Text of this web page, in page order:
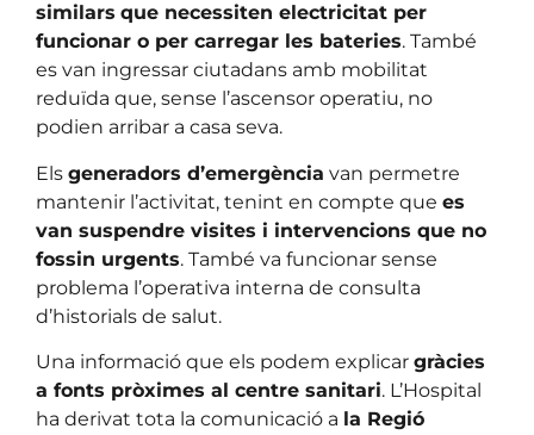
similars que necessiten electricitat per
funcionar o per carregar les bateries. També
es van ingressar ciutadans amb mobilitat
reduïda que, sense l’ascensor operatiu, no
podien arribar a casa seva.
Els generadors d’emergència van permetre
mantenir l’activitat, tenint en compte que es
van suspendre visites i intervencions que no
fossin urgents. També va funcionar sense
problema l’operativa interna de consulta
d’historials de salut.
Una informació que els podem explicar gràcies
a fonts pròximes al centre sanitari. L’Hospital
ha derivat tota la comunicació a la Regió